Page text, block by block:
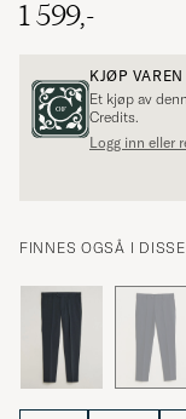
1 599,-
KJØP
Et kjøp av
Credits.
Logg inn eller
FINNES OGSÅ I